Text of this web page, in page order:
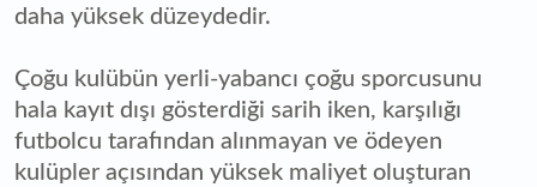
daha yüksek düzeydedir.
Çoğu kulübün yerli-yabancı çoğu sporcusunu
hala kayıt dışı gösterdiği sarih iken, karşılığı
futbolcu tarafından alınmayan ve ödeyen
kulüpler açısından yüksek maliyet oluşturan